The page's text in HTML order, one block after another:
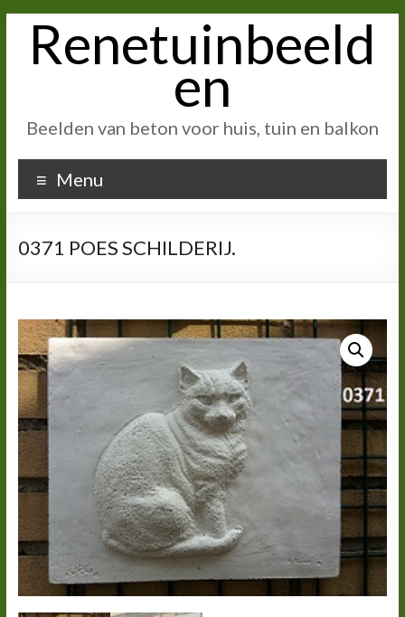
inhoudRenetuinbeeld
en
Beelden van beton voor huis, tuin en balkon
Menu
0371 POES SCHILDERIJ.